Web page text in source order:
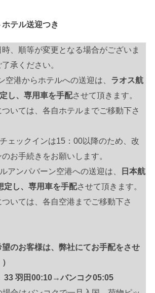
テル送迎つき
、順等が変更となる場合がございま
承ください。
港からホテルへの送迎は、 ラオス航
し、専用車を手配させて頂きます。
いては、各自ホテルまでご移動下さ
ェックインは15：00以降のため、改
お手続きをお願いします。
アンパバーン空港への送迎は、
日本航
定し、専用車を手配させて頂きます。
いては、各自空港までご移動下さ
のお客様は、弊社にてお手配をさせ
33 羽田00:10→バンコク05:05